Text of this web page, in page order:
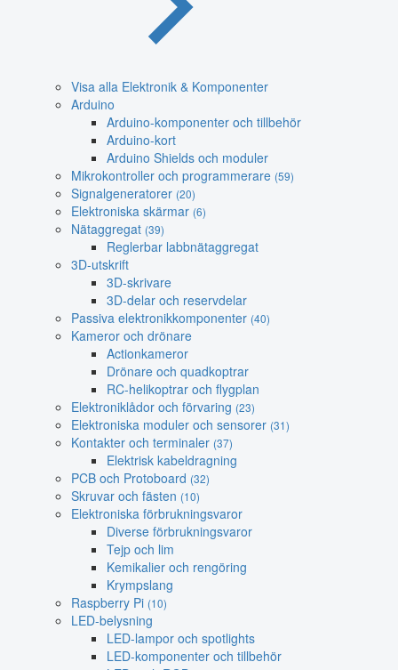
Visa alla Elektronik & Komponenter
Arduino
Arduino-komponenter och tillbehör
Arduino-kort
Arduino Shields och moduler
Mikrokontroller och programmerare (59)
Signalgeneratorer (20)
Elektroniska skärmar (6)
Nätaggregat (39)
Reglerbar labbnätaggregat
3D-utskrift
3D-skrivare
3D-delar och reservdelar
Passiva elektronikkomponenter (40)
Kameror och drönare
Actionkameror
Drönare och quadkoptrar
RC-helikoptrar och flygplan
Elektroniklådor och förvaring (23)
Elektroniska moduler och sensorer (31)
Kontakter och terminaler (37)
Elektrisk kabeldragning
PCB och Protoboard (32)
Skruvar och fästen (10)
Elektroniska förbrukningsvaror
Diverse förbrukningsvaror
Tejp och lim
Kemikalier och rengöring
Krympslang
Raspberry Pi (10)
LED-belysning
LED-lampor och spotlights
LED-komponenter och tillbehör